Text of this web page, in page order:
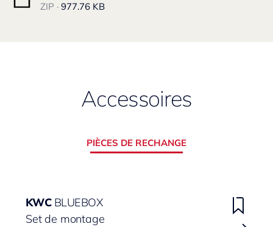
ZIP · 977.76 KB
Accessoires
PIÈCES DE RECHANGE
KWC BLUEBOX
Set de montage